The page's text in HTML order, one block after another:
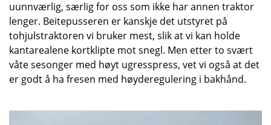
uunnværlig, særlig for oss som ikke har annen traktor
lenger. Beitepusseren er kanskje det utstyret på
tohjulstraktoren vi bruker mest, slik at vi kan holde
kantarealene kortklipte mot snegl. Men etter to svært
våte sesonger med høyt ugresspress, vet vi også at det
er godt å ha fresen med høyderegulering i bakhånd.